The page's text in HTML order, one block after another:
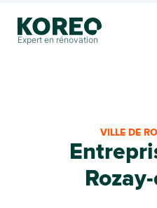
Expert en rénovation
VILLE DE